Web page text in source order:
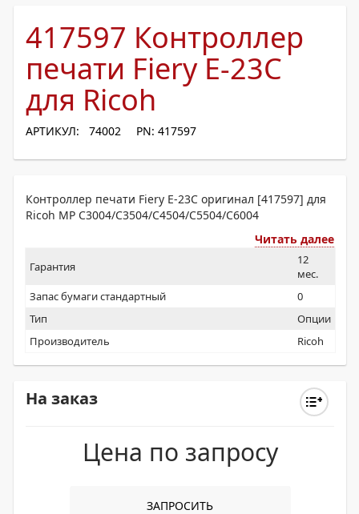
417597 Контроллер
печати Fiery E-23C
для Ricoh
АРТИКУЛ: 74002 PN: 417597
Контроллер печати Fiery E-23C оригинал [417597] для
Ricoh MP C3004/C3504/C4504/C5504/C6004
Читать далее
Гарантия
12
мес.
Запас бумаги стандартный
0
Тип
Опции
Производитель
Ricoh
На заказ
Цена по запросу
ЗАПРОСИТЬ